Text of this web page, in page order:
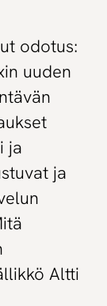
odotus:
uuden
ja
ja
Altti